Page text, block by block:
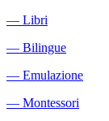
― Libri
― Bilingue
― Emulazione
― Montessori